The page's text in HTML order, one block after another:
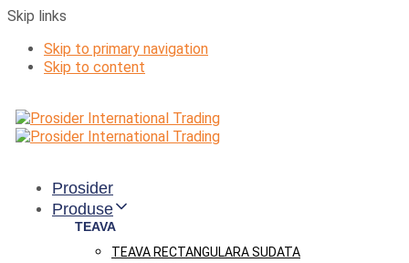
Skip links
Skip to primary navigation
Skip to content
Prosider
Produse
TEAVA
TEAVA RECTANGULARA SUDATA